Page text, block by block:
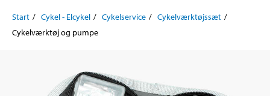
Start Cykel - Elcykel Cykelservice
Cykelværktøjssæt
Cykelværktøj og pumpe